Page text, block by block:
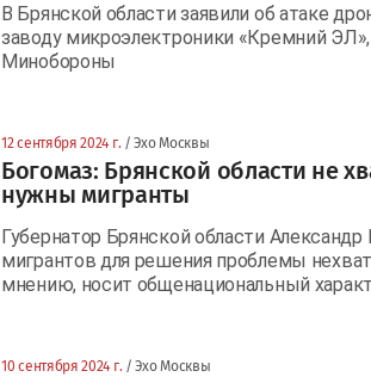
В Брянской области заявили об атаке
заводу микроэлектроники «Кремний
Минобороны
12 сентября 2024 г. / Эхо Москвы
Богомаз: Брянской области не
нужны мигранты
Губернатор Брянской области
мигрантов для решения проблемы
мнению, носит общенациональный
10 сентября 2024 г. / Эхо Москвы